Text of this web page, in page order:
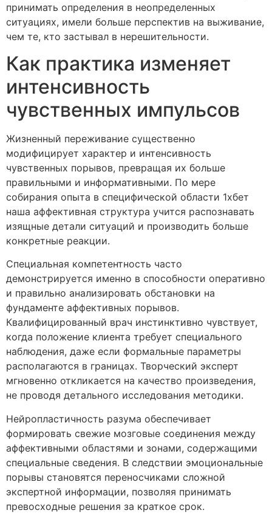
принимать определения в неопределенных
ситуациях, имели больше перспектив на выживание,
чем те, кто застывал в нерешительности.
Как практика изменяет
интенсивность
чувственных импульсов
Жизненный переживание существенно
модифицирует характер и интенсивность
чувственных порывов, превращая их больше
правильными и информативными. По мере
собирания опыта в специфической области 1хбет
наша аффективная структура учится распознавать
изящные детали ситуаций и производить больше
конкретные реакции.
Специальная компетентность часто
демонстрируется именно в способности оперативно
и правильно анализировать обстановки на
фундаменте аффективных порывов.
Квалифицированный врач инстинктивно чувствует,
когда положение клиента требует специального
наблюдения, даже если формальные параметры
располагаются в границах. Творческий эксперт
мгновенно откликается на качество произведения,
не проводя детального исследования методики.
Нейропластичность разума обеспечивает
формировать свежие мозговые соединения между
аффективными областями и зонами, содержащими
специальные сведения. В следствии эмоциональные
порывы становятся переносчиками сложной
экспертной информации, позволяя принимать
превосходные решения за краткое срок.